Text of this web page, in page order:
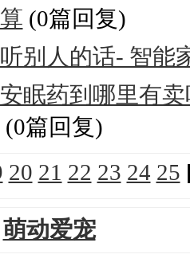
(0篇回复)
别人的话- 智能
眠药到哪里有
(0篇回复)
20 21 22 23 24 25
萌动爱宠